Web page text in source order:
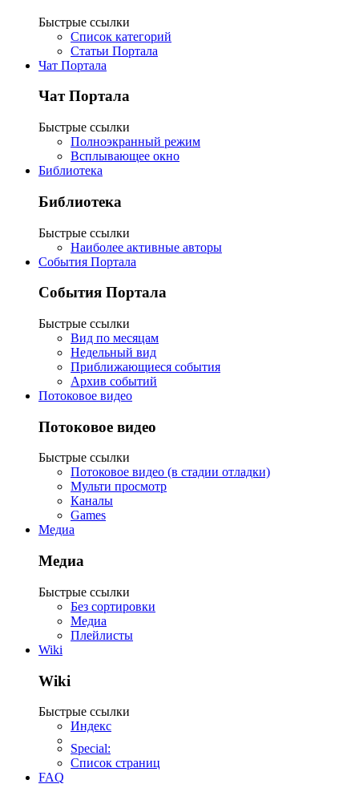
Быстрые ссылки
Список категорий
Статьи Портала
Чат Портала
Чат Портала
Быстрые ссылки
Полноэкранный режим
Всплывающее окно
Библиотека
Библиотека
Быстрые ссылки
Наиболее активные авторы
События Портала
События Портала
Быстрые ссылки
Вид по месяцам
Недельный вид
Приближающиеся события
Архив событий
Потоковое видео
Потоковое видео
Быстрые ссылки
Потоковое видео (в стадии отладки)
Мульти просмотр
Каналы
Games
Медиа
Медиа
Быстрые ссылки
Без сортировки
Медиа
Плейлисты
Wiki
Wiki
Быстрые ссылки
Индекс
Special:
Список страниц
FAQ